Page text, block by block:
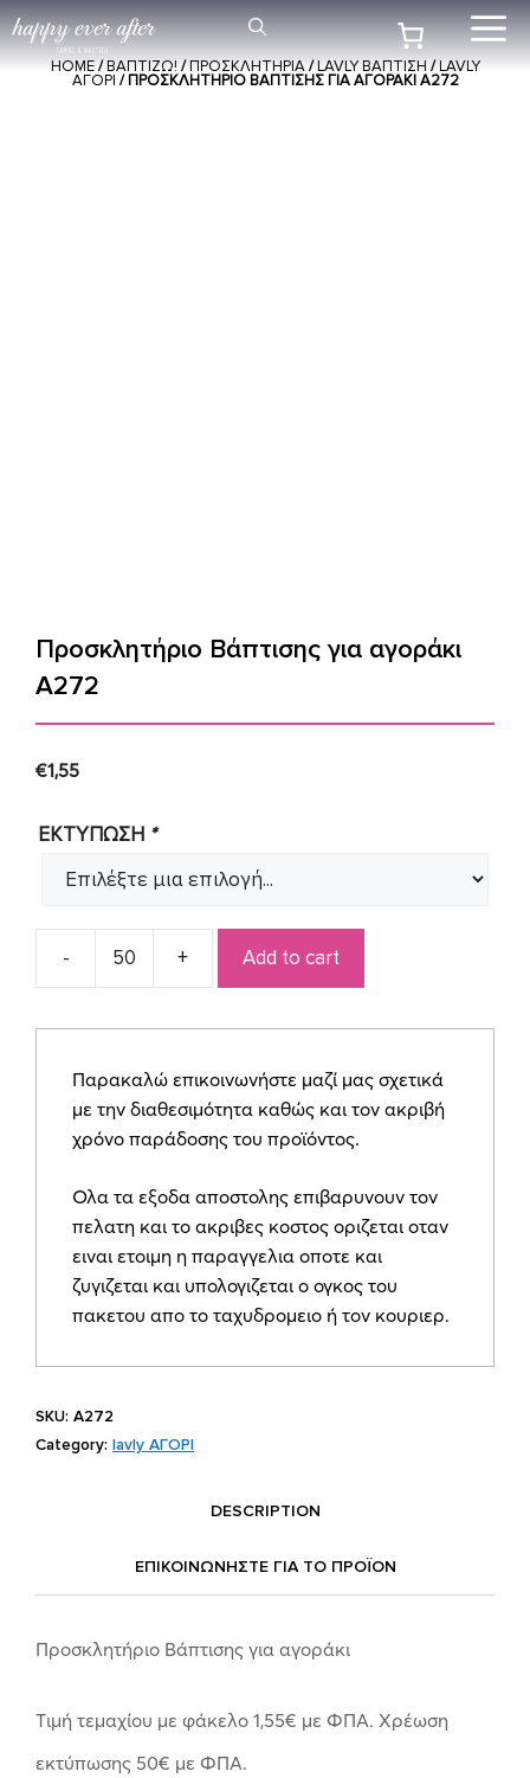
Μετάβαση
σε
περιεχόμενο
HOME/ΒΑΠΤΙΖΩ!/ΠΡΟΣΚΛΗΤΗΡΙΑ/LAVLY ΒΑΠΤΙΣΗ/LAVLY
ΑΓΟΡΙ / ΠΡΟΣΚΛΗΤΉΡΙΟ ΒΆΠΤΙΣΗΣ ΓΙΑ ΑΓΟΡΆΚΙ Α272
Προσκλητήριο Βάπτισης για αγοράκι
Α272
€1,55
ΕΚΤΥΠΩΣΗ *
Προσκλητήριο
για
Α272
quantity
Add to cart
Παρακαλώ επικοινωνήστε μαζί μας σχετικά
με την διαθεσιμότητα καθώς και τον ακριβή
χρόνο παράδοσης του προϊόντος.
Ολα τα εξοδα αποστολης επιβαρυνουν τον
πελατη και το ακριβες κοστος οριζεται οταν
ειναι ετοιμη η παραγγελια οποτε και
ζυγιζεται και υπολογιζεται ο ογκος του
πακετου απο το ταχυδρομειο ή τον κουριερ.
SKU: Α272
Category: lavly ΑΓΟΡΙ
DESCRIPTION
ΕΠΙΚΟΙΝΩΝΗΣΤΕ ΓΙΑ ΤΟ ΠΡΟΪOΝ
Προσκλητήριο Βάπτισης για αγοράκι
Tιμή τεμαχίου με φάκελο 1,55€ με ΦΠΑ. Χρέωση
εκτύπωσης 50€ με ΦΠΑ.